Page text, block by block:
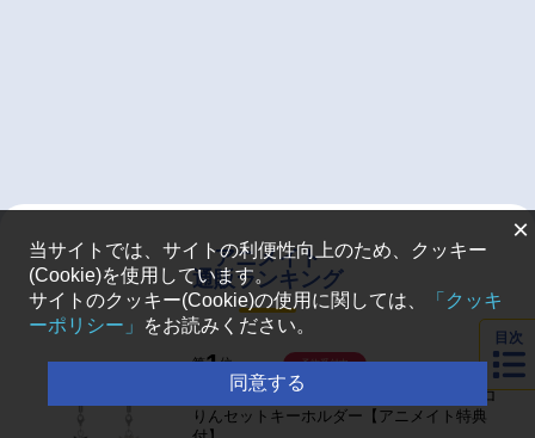
アニメイト
通販ランキング
第1位
【グッズ-キーホルダー】呪術廻戦 ふわコロ
りんセットキーホルダー【アニメイト特典
予約受付中
目次
×
当サイトでは、サイトの利便性向上のため、クッキー
(Cookie)を使用しています。
サイトのクッキー(Cookie)の使用に関しては、
「クッキ
ーポリシー」
をお読みください。
同意する